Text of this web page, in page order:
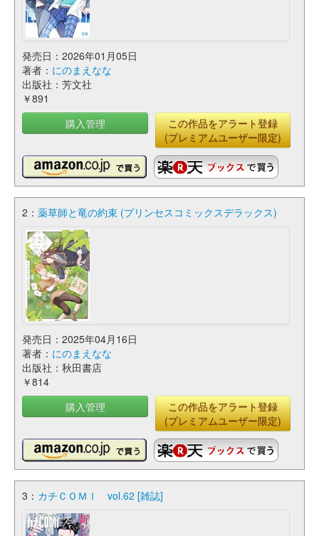
発売日：2026年01月05日
著者： にのまえなな
出版社：芳文社
￥891
購入管理
この作品をアラート登録
(プレミアムユーザー限定)
2： 薬草師と竜の約束 (プリンセスコミックスデラックス)
発売日：2025年04月16日
著者： にのまえなな
出版社：秋田書店
￥814
購入管理
この作品をアラート登録
(プレミアムユーザー限定)
3： カチＣＯＭＩ vol.62 [雑誌]